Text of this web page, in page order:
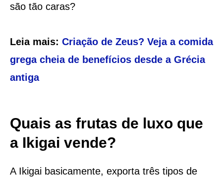
são tão caras?
Leia mais: Criação de Zeus? Veja a comida
grega cheia de benefícios desde a Grécia
antiga
Quais as frutas de luxo que
a Ikigai vende?
A Ikigai basicamente, exporta três tipos de